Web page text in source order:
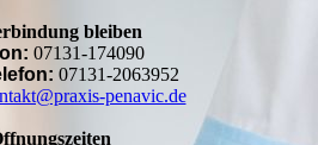
bleiben
07131-174090
07131-2063952
penavic.de